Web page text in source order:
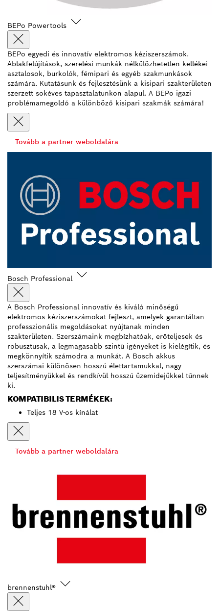
BEPo Powertools
BEPo egyedi és innovatív elektromos kéziszerszámok.
Ablakfelújítások, szerelési munkák nélkülözhetetlen kellékei
asztalosok, burkolók, fémipari és egyéb szakmunkások
számára. Kutatásunk és fejlesztésünk a kisipari szakterületen
szerzett sokéves tapasztalatunkon alapul. A BEPo igazi
problémamegoldó a különböző kisipari szakmák számára!
Tovább a partner weboldalára
Bosch Professional
A Bosch Professional innovatív és kiváló minőségű
elektromos kéziszerszámokat fejleszt, amelyek garantáltan
professzionális megoldásokat nyújtanak minden
szakterületen. Szerszámaink megbízhatóak, erőteljesek és
robusztusak, a legmagasabb szintű igényeket is kielégítik, és
megkönnyítik számodra a munkát. A Bosch akkus
szerszámai különösen hosszú élettartamukkal, nagy
teljesítményükkel és rendkívül hosszú üzemidejükkel tűnnek
ki.
KOMPATIBILIS TERMÉKEK:
Teljes 18 V-os kínálat
Tovább a partner weboldalára
brennenstuhl®